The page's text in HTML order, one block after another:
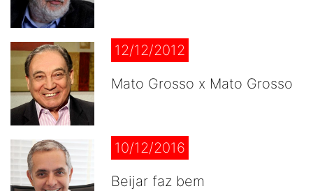
12/12/2012
Mato Grosso x Mato Grosso
10/12/2016
Beijar faz bem